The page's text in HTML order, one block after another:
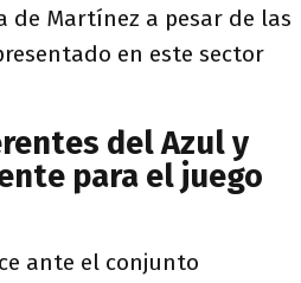
de Martínez a pesar de las
en este sector
del Azul y
para el juego
ante el conjunto